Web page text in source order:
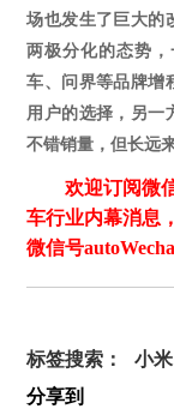
场也发生了巨大的
两极分化的态势
车、问界等品牌增
用户的选择，另一
不错销量，但长远
欢迎订阅微
车行业内幕消息
微信号
标签搜索： 小米
分享到